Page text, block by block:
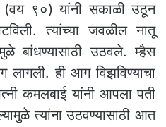
(वय ९०) यांनी सकाळी उठून
त्यांच्या जवळील नातू
बांधण्यासाठी उठवले. म्हैस
ही आग विझविण्याचा
कमलबाई यांनी आपला पती
त्यांना उठवण्यासाठी आत